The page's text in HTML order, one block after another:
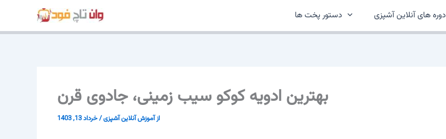
محتوا
دستور پخت ها دوره های آنلاین آشپزی
بهترین ادویه کوکو سیب زمینی، جادوی قرن
ازآموزش آنلاین آشپزی/خرداد 13, 1403